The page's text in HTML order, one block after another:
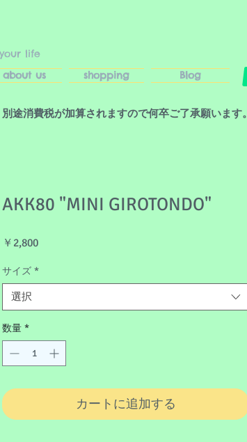
life
about us shopping Blog
AKK80 "MINI GIROTONDO"
￥2,800価
サイズ *
選択
数量 *
カートに追加する
途消費税が加算されますので何卒ご了承願います。